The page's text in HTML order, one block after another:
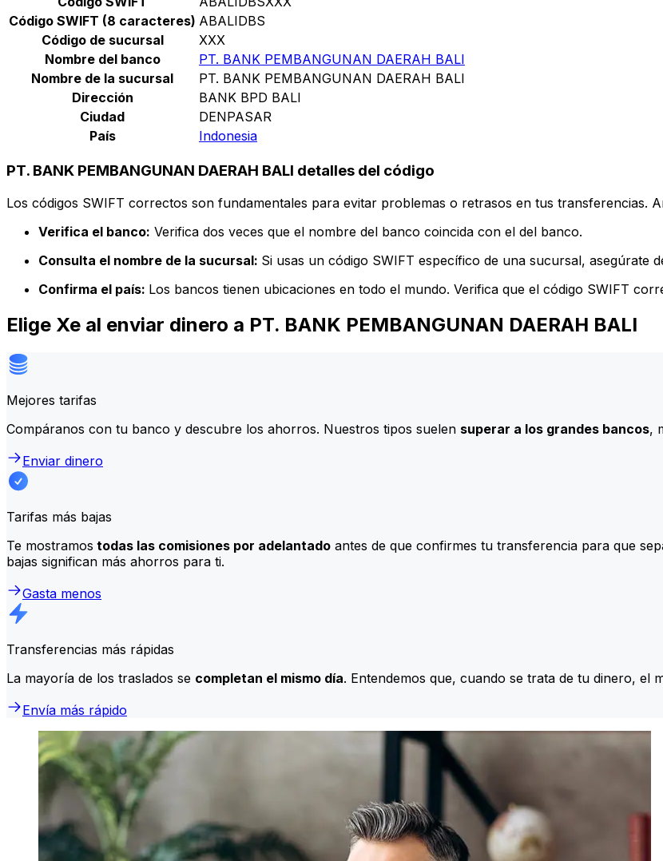
Código SWIFT (8 caracteres) ABALIDBS
Código de sucursal
XXX
Nombre del banco
PT. BANK PEMBANGUNAN DAERAH BALI
Nombre de la sucursal
PT. BANK PEMBANGUNAN DAERAH BALI
Dirección
BANK BPD BALI
Ciudad
DENPASAR
País
Indonesia
PT. BANK PEMBANGUNAN DAERAH BALI detalles del código
Los códigos SWIFT correctos son fundamentales para evitar problemas o retrasos en tus transferencias.
Verifica el banco: Verifica dos veces que el nombre del banco coincida con el del banco.
Consulta el nombre de la sucursal: Si usas un código SWIFT específico de una sucursal, asegúrate
Confirma el país: Los bancos tienen ubicaciones en todo el mundo. Verifica que el código SWIFT
Elige Xe al enviar dinero a PT. BANK PEMBANGUNAN DAERAH BALI
Mejores tarifas
Compáranos con tu banco y descubre los ahorros. Nuestros tipos suelen superar a los grandes bancos,
Enviar dinero
Tarifas más bajas
Te mostramos todas las comisiones por adelantado antes de que confirmes tu transferencia para que
bajas significan más ahorros para ti.
Gasta menos
Transferencias más rápidas
La mayoría de los traslados se completan el mismo día. Entendemos que, cuando se trata de tu dinero, el
Envía más rápido